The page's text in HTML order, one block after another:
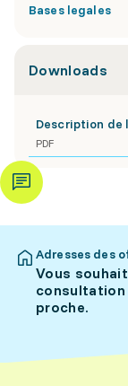
Bases legales
Downloads
Description de
PDF
Adresses des
Vous
consultation
proche.